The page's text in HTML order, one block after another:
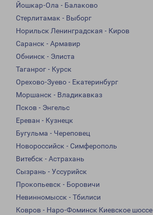
Йошкар-Ола - Балаково
Стерлитамак - Выборг
Норильск Ленинградская - Киров
Саранск - Армавир
Обнинск - Элиста
Таганрог - Курск
Орехово-Зуево - Екатеринбург
Моршанск - Владикавказ
Псков - Энгельс
Ереван - Кузнецк
Бугульма - Череповец
Новороссийск - Симферополь
Витебск - Астрахань
Сызрань - Уссурийск
Прокопьевск - Боровичи
Невинномысск - Тбилиси
Ковров - Наро-Фоминск Киевское шоссе